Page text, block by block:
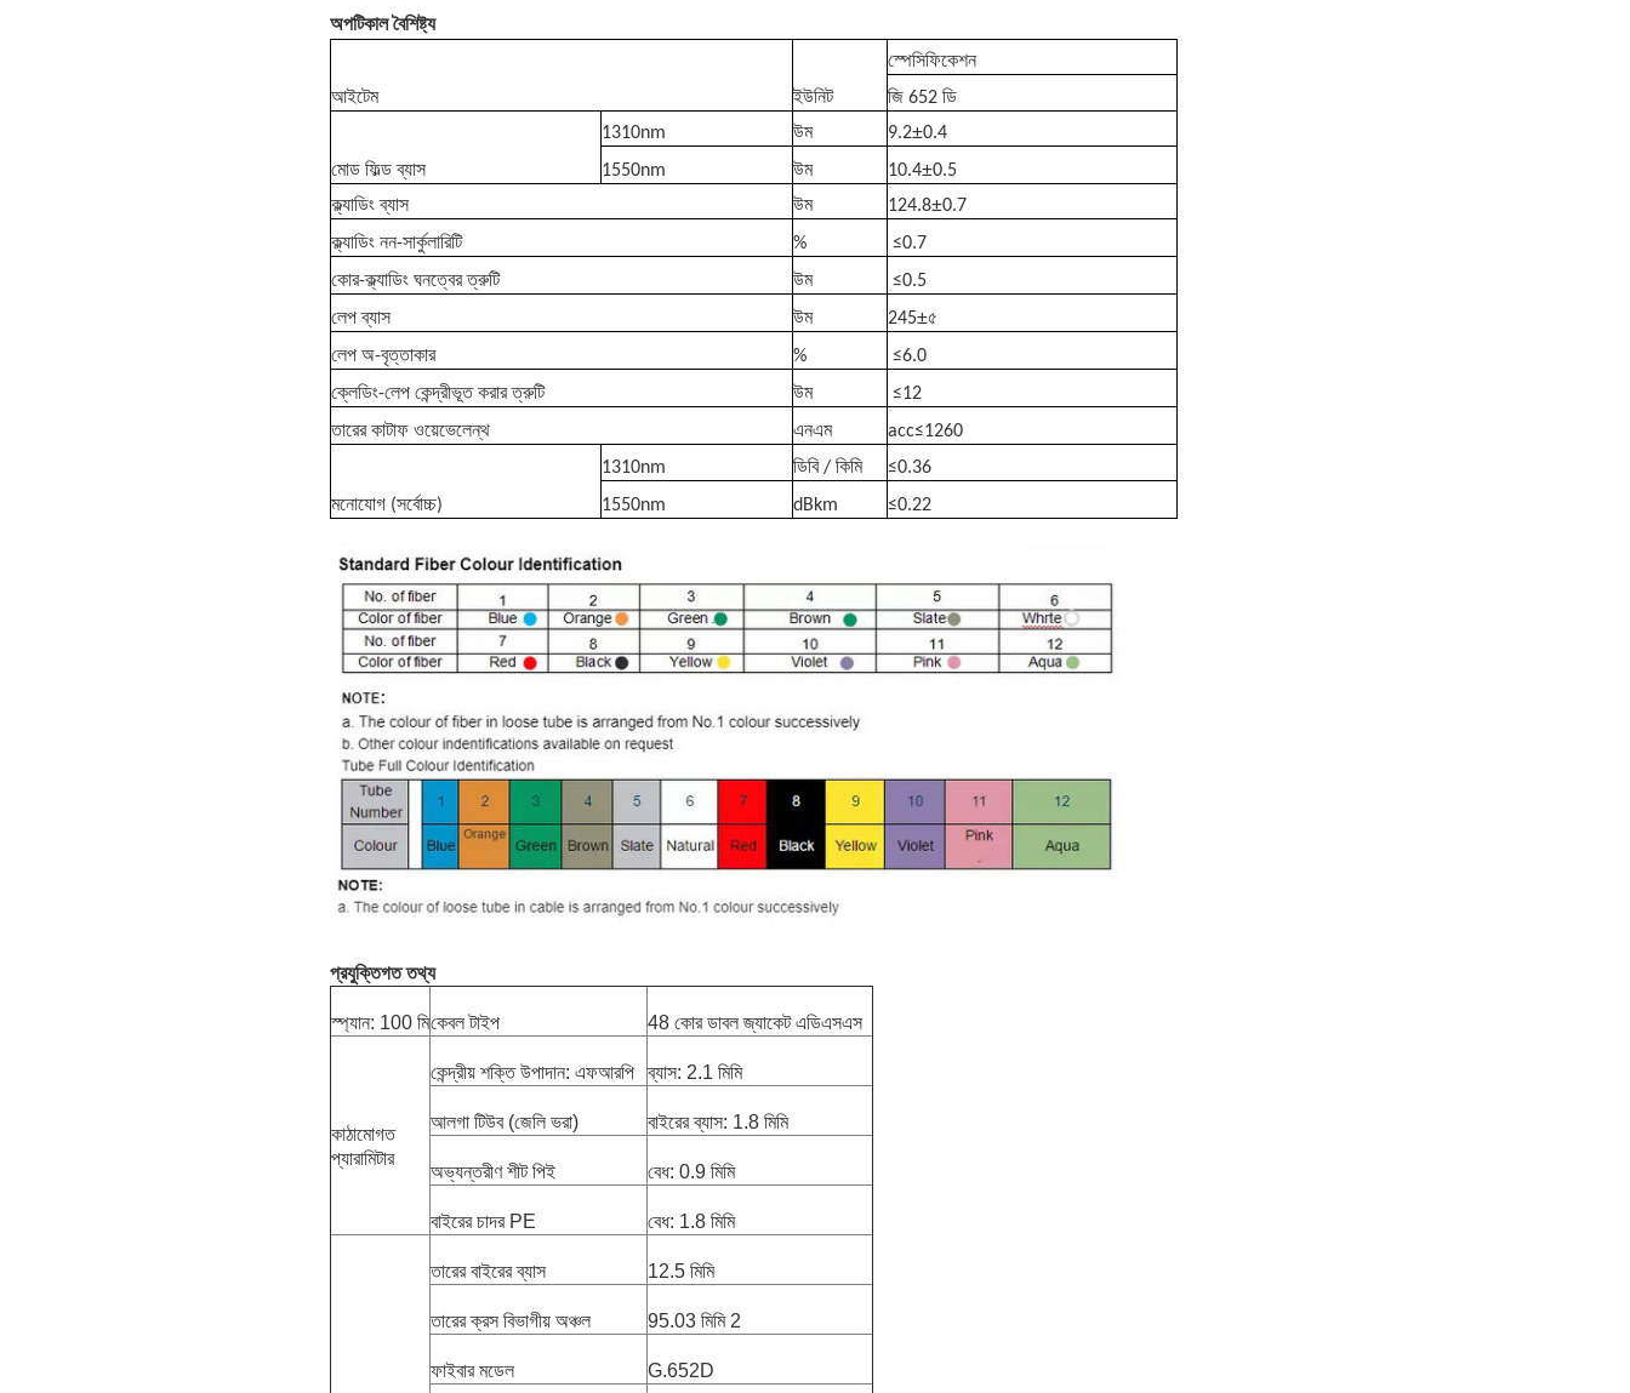
অপটিকাল বৈশিষ্ট্য
আইটেম ইউনিট
স্পেসিফিকেশন
জি 652 ডি
মোড ফিল্ড ব্যাস
1310nm উম 9.2±0.4
1550nm
উম 10.4±0.5
ক্ল্যাডিং ব্যাস
উম 124.8±0.7
ক্ল্যাডিং নন-সার্কুলারিটি
% ≤0.7
কোর-ক্ল্যাডিং ঘনত্বের ত্রুটি
উম ≤0.5
লেপ ব্যাস
উম 245±৫
লেপ অ-বৃত্তাকার
% ≤6.0
ক্লেডিং-লেপ কেন্দ্রীভূত করার ত্রুটি
উম ≤12
তারের কাটাফ ওয়েভেলেন্থ
এনএম acc≤1260
মনোযোগ (সর্বোচ্চ)
1310nm ডিবি / কিমি ≤0.36
1550nm
dBkm ≤0.22
প্রযুক্তিগত তথ্য
স্প্যান: 100 মিকেবল টাইপ 48 কোর ডাবল জ্যাকেট এডিএসএস
কাঠামোগত
প্যারামিটার
কেন্দ্রীয় শক্তি উপাদান: এফআরপি ব্যাস: 2.1 মিমি
আলগা টিউব (জেলি ভরা) বাইরের ব্যাস: 1.8 মিমি
অভ্যন্তরীণ শীট পিই বেধ: 0.9 মিমি
বাইরের চাদর PE বেধ: 1.8 মিমি
তারের বাইরের ব্যাস 12.5 মিমি
তারের ক্রস বিভাগীয় অঞ্চল 95.03 মিমি 2
ফাইবার মডেল G.652D